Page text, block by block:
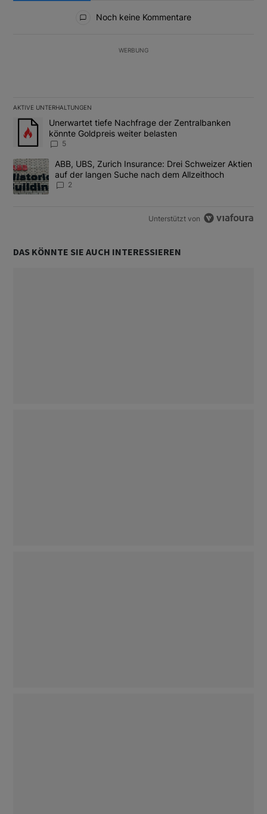
Noch keine Kommentare
WERBUNG
AKTIVE UNTERHALTUNGEN
Das Folgende ist eine Liste der am meisten kommentierten
Ein Trendartikel mit dem Titel "Unerwartet tiefe Nachfrage der
Unerwartet tiefe Nachfrage der Zentralbanken
könnte Goldpreis weiter belasten
5
Ein Trendartikel mit dem Titel "ABB, UBS, Zurich Insurance:
ABB, UBS, Zurich Insurance: Drei Schweizer Aktien
auf der langen Suche nach dem Allzeithoch
2
Unterstützt von
DAS KÖNNTE SIE AUCH INTERESSIEREN